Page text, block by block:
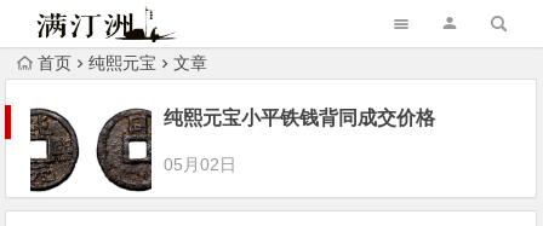
首页 纯熙元宝 文章
纯熙元宝小平铁钱背同成交价格
05月02日